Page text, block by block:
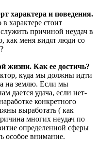
характера и поведения.
характере стоит
причиной неудач в
как меня видят люди со
жизни. Как ее достичь?
куда мы должны идти
на землю. Если мы
дается удача, если нет-
конкретного
выработать ( как
многих неудач по
определенной сферы
особое внимание.